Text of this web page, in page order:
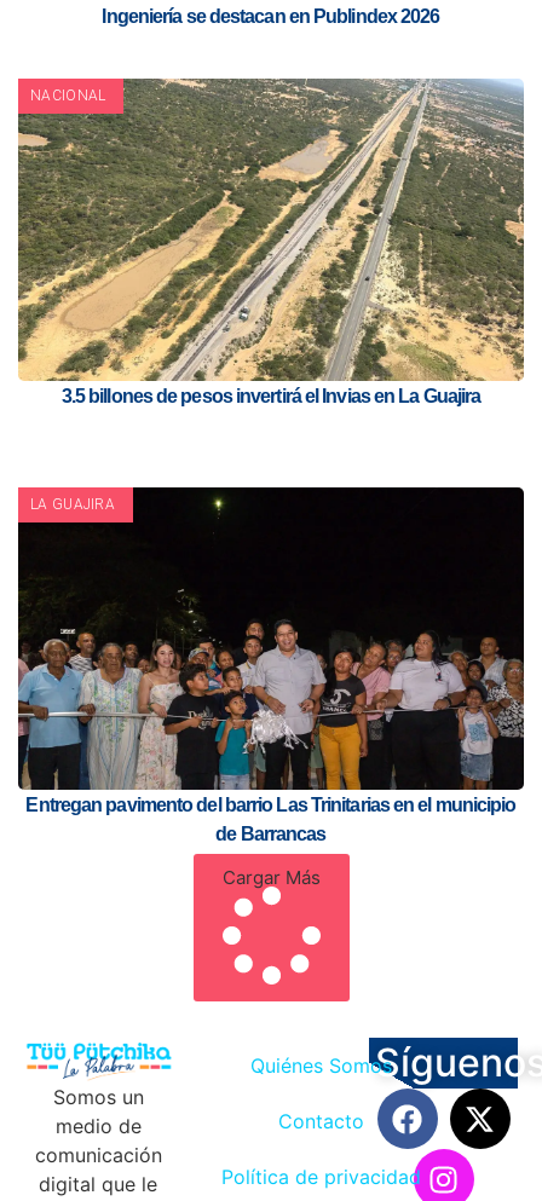
Ingeniería se destacan en Publindex 2026
NACIONAL
3.5 billones de pesos invertirá el Invias en La Guajira
LA GUAJIRA
Entregan pavimento del barrio Las Trinitarias en el municipio
de Barrancas
Cargar Más
Somos un
medio de
comunicación
digital que le
Quiénes Somos
Contacto
Política de privacidad